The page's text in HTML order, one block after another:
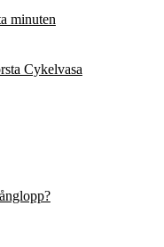
minuten
Cykelvasa